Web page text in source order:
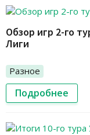
Обзор игр 2-го
Лиги
Разное
Подробнее